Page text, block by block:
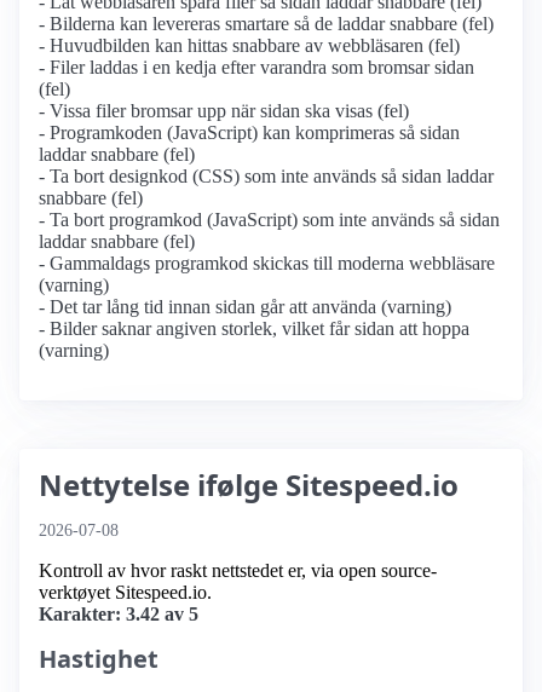
- Bilderna kan levereras smartare så de laddar snabbare (fel)
- Huvudbilden kan hittas snabbare av webbläsaren (fel)
- Filer laddas i en kedja efter varandra som bromsar sidan
(fel)
- Vissa filer bromsar upp när sidan ska visas (fel)
- Programkoden (JavaScript) kan komprimeras så sidan
laddar snabbare (fel)
- Ta bort designkod (CSS) som inte används så sidan laddar
snabbare (fel)
- Ta bort programkod (JavaScript) som inte används så sidan
laddar snabbare (fel)
- Gammaldags programkod skickas till moderna webbläsare
(varning)
- Det tar lång tid innan sidan går att använda (varning)
- Bilder saknar angiven storlek, vilket får sidan att hoppa
(varning)
Nettytelse ifølge Sitespeed.io
2026-07-08
Kontroll av hvor raskt nettstedet er, via open source-
verktøyet Sitespeed.io.
Karakter: 3.42 av 5
Hastighet